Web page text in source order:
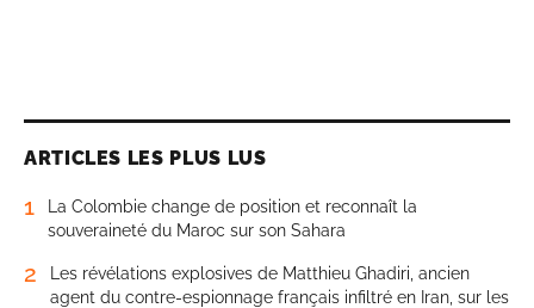
ARTICLES LES PLUS LUS
1
La Colombie change de position et reconnaît la
souveraineté du Maroc sur son Sahara
2
Les révélations explosives de Matthieu Ghadiri, ancien
agent du contre-espionnage français infiltré en Iran, sur les